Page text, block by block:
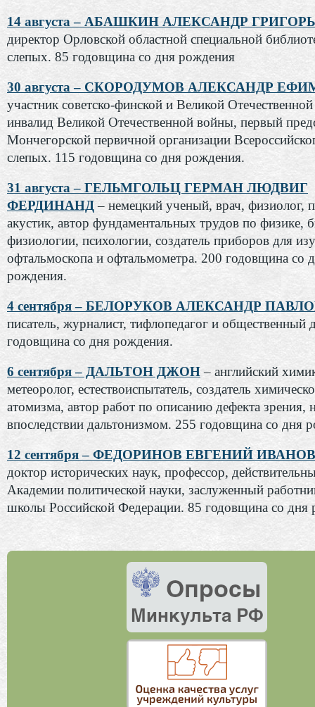
14 августа – АБАШКИН АЛЕКСАНДР
директор Орловской областной специальной
слепых. 85 годовщина со дня рождения
30 августа – СКОРОДУМОВ АЛЕКСАНДР
участник советско-финской и Великой
инвалид Великой Отечественной войны, первый
Мончегорской первичной организации
слепых. 115 годовщина со дня рождения.
31 августа – ГЕЛЬМГОЛЬЦ ГЕРМАН ЛЮДВИГ
ФЕРДИНАНД– немецкий ученый, врач, физиолог,
акустик, автор фундаментальных трудов по физике,
физиологии, психологии, создатель приборов для
офтальмоскопа и офтальмометра. 200 годовщина со
рождения.
4 сентября – БЕЛОРУКОВ АЛЕКСАНДР
писатель, журналист, тифлопедагог и общественный
годовщина со дня рождения.
6 сентября – ДАЛЬТОН ДЖОН– английский
метеоролог, естествоиспытатель, создатель
атомизма, автор работ по описанию дефекта зрения,
впоследствии дальтонизмом. 255 годовщина со дня
12 сентября – ФЕДОРИНОВ ЕВГЕНИЙ
доктор исторических наук, профессор,
Академии политической науки, заслуженный
школы Российской Федерации. 85 годовщина со дня